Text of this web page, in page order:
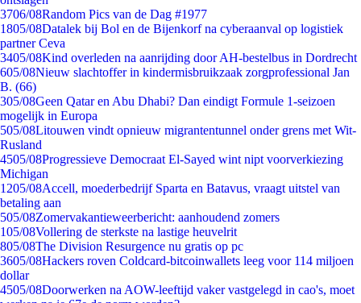
3706/08Random Pics van de Dag #1977
1805/08Datalek bij Bol en de Bijenkorf na cyberaanval op logistiek
partner Ceva
3405/08Kind overleden na aanrijding door AH-bestelbus in Dordrecht
605/08Nieuw slachtoffer in kindermisbruikzaak zorgprofessional Jan
B. (66)
305/08Geen Qatar en Abu Dhabi? Dan eindigt Formule 1-seizoen
mogelijk in Europa
505/08Litouwen vindt opnieuw migrantentunnel onder grens met Wit-
Rusland
4505/08Progressieve Democraat El-Sayed wint nipt voorverkiezing
Michigan
1205/08Accell, moederbedrijf Sparta en Batavus, vraagt uitstel van
betaling aan
505/08Zomervakantieweerbericht: aanhoudend zomers
105/08Vollering de sterkste na lastige heuvelrit
805/08The Division Resurgence nu gratis op pc
3605/08Hackers roven Coldcard-bitcoinwallets leeg voor 114 miljoen
dollar
4505/08Doorwerken na AOW-leeftijd vaker vastgelegd in cao's, moet